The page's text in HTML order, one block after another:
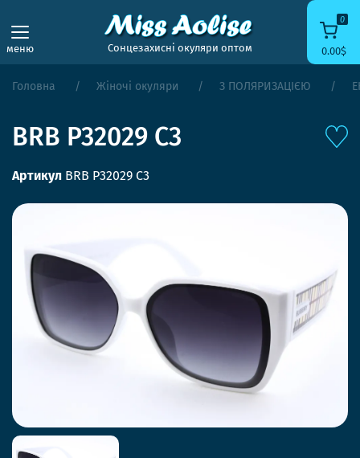
меню Сонцезахисні окуляри оптом
0
0.00$
Головна Жіночі окуляри З ПОЛЯРИЗАЦІЄЮ
BRB P32029 C3
Артикул BRB P32029 C3